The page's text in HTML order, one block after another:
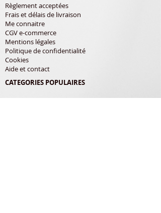
Règlement acceptées
Frais et délais de livraison
Me connaitre
CGV e-commerce
Mentions légales
Politique de confidentialité
Cookies
Aide et contact
CATEGORIES POPULAIRES